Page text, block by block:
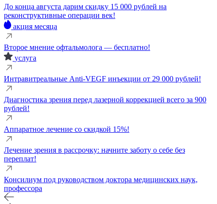
До конца августа дарим скидку 15 000 рублей на
реконструктивные операции век!
акция месяца
Второе мнение офтальмолога — бесплатно!
услуга
Интравитреальные Anti-VEGF инъекции от 29 000 рублей!
Диагностика зрения перед лазерной коррекцией всего за 900
рублей!
Аппаратное лечение со скидкой 15%!
Лечение зрения в рассрочку: начните заботу о себе без
переплат!
Консилиум под руководством доктора медицинских наук,
профессора